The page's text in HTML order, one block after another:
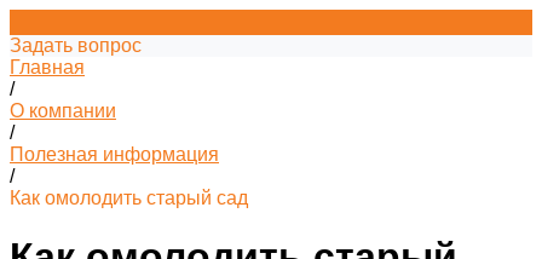
Задать вопрос
Главная
/
О компании
/
Полезная информация
/
Как омолодить старый сад